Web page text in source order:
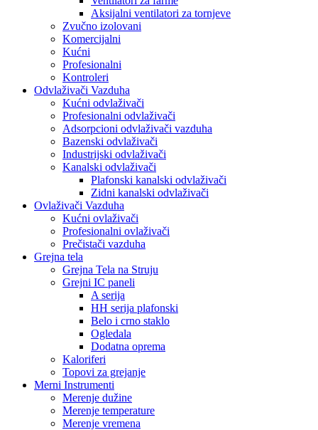
Aksijalni ventilatori za tornjeve
Zvučno izolovani
Komercijalni
Kućni
Profesionalni
Kontroleri
Odvlaživači Vazduha
Kućni odvlaživači
Profesionalni odvlaživači
Adsorpcioni odvlaživači vazduha
Bazenski odvlaživači
Industrijski odvlaživači
Kanalski odvlaživači
Plafonski kanalski odvlaživači
Zidni kanalski odvlaživači
Ovlaživači Vazduha
Kućni ovlaživači
Profesionalni ovlaživači
Prečistači vazduha
Grejna tela
Grejna Tela na Struju
Grejni IC paneli
A serija
HH serija plafonski
Belo i crno staklo
Ogledala
Dodatna oprema
Kaloriferi
Topovi za grejanje
Merni Instrumenti
Merenje dužine
Merenje temperature
Merenje vremena